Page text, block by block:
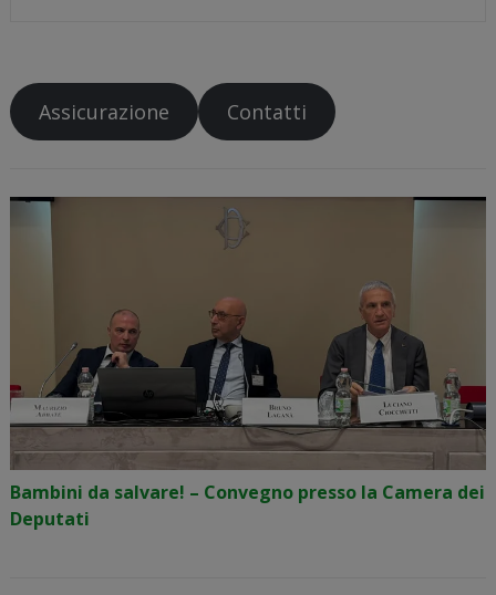
Assicurazione Contatti
Bambini da salvare! – Convegno presso la Camera dei
Deputati